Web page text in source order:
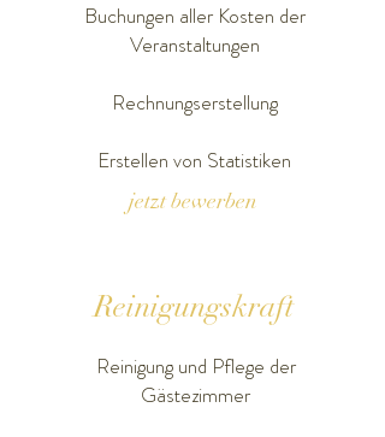
Buchungen aller Kosten der
Veranstaltungen
Rechnungserstellung
Erstellen von Statistiken
jetzt bewerben
Reinigungskraft
Reinigung und Pflege der
Gästezimmer